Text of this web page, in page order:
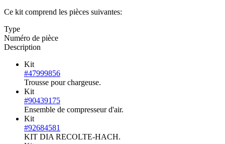
Ce kit comprend les pièces suivantes:
Type
Numéro de pièce
Description
Kit
#47999856
Trousse pour chargeuse.
Kit
#90439175
Ensemble de compresseur d'air.
Kit
#92684581
KIT DIA RECOLTE-HACH.